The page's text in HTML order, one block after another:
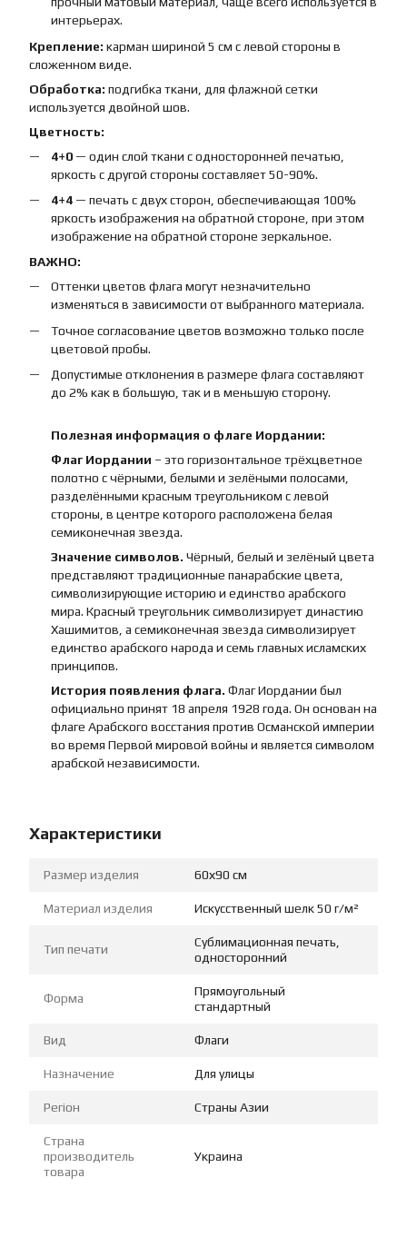
интерьерах.
Крепление: карман шириной 5 см с левой стороны в
сложенном виде.
Обработка: подгибка ткани, для флажной сетки
используется двойной шов.
Цветность:
4+0 — один слой ткани с односторонней печатью,
яркость с другой стороны составляет 50-90%.
4+4 — печать с двух сторон, обеспечивающая 100%
яркость изображения на обратной стороне, при этом
изображение на обратной стороне зеркальное.
ВАЖНО:
Оттенки цветов флага могут незначительно
изменяться в зависимости от выбранного материала.
Точное согласование цветов возможно только после
цветовой пробы.
Допустимые отклонения в размере флага составляют
до 2% как в большую, так и в меньшую сторону.
Полезная информация о флаге Иордании:
Флаг Иордании – это горизонтальное трёхцветное
полотно с чёрными, белыми и зелёными полосами,
разделёнными красным треугольником с левой
стороны, в центре которого расположена белая
семиконечная звезда.
Значение символов. Чёрный, белый и зелёный цвета
представляют традиционные панарабские цвета,
символизирующие историю и единство арабского
мира. Красный треугольник символизирует династию
Хашимитов, а семиконечная звезда символизирует
единство арабского народа и семь главных исламских
принципов.
История появления флага. Флаг Иордании был
официально принят 18 апреля 1928 года. Он основан на
флаге Арабского восстания против Османской империи
во время Первой мировой войны и является символом
арабской независимости.
Характеристики
Размер изделия 60х90 см
Материал изделия Искусственный шелк 50 г/м²
Тип печати
Сублимационная печать,
односторонний
Форма
Прямоугольный
стандартный
Вид Флаги
Назначение Для улицы
Регіон Страны Азии
Страна
производитель
товара
Украина